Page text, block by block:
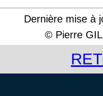
Dernière mise à
© Pierre